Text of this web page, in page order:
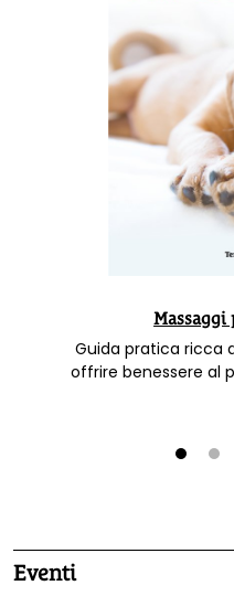
Guida pratica ricca
Eventi